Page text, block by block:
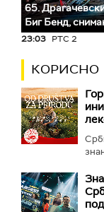
65.
Биг Бeнд,
23:03 РТС 2
КОРИСНО